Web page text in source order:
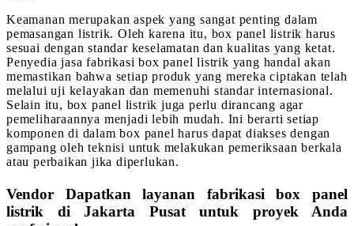
Keamanan merupakan aspek yang sangat penting dalam
pemasangan listrik. Oleh karena itu, box panel listrik harus
sesuai dengan standar keselamatan dan kualitas yang ketat.
Penyedia jasa fabrikasi box panel listrik yang handal akan
memastikan bahwa setiap produk yang mereka ciptakan telah
melalui uji kelayakan dan memenuhi standar internasional.
Selain itu, box panel listrik juga perlu dirancang agar
pemeliharaannya menjadi lebih mudah. Ini berarti setiap
komponen di dalam box panel harus dapat diakses dengan
gampang oleh teknisi untuk melakukan pemeriksaan berkala
atau perbaikan jika diperlukan.
Vendor Dapatkan layanan fabrikasi box panel
listrik di Jakarta Pusat untuk proyek Anda